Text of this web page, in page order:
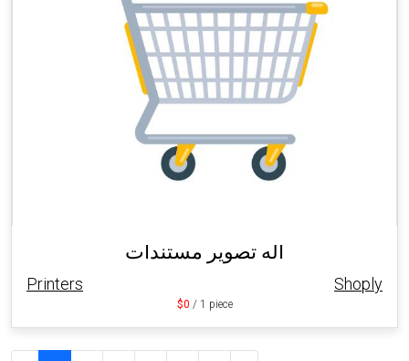
اله تصوير مستندات
Printers Shoply
$0 / 1 piece